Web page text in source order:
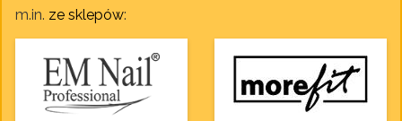
m.in. ze sklepów: